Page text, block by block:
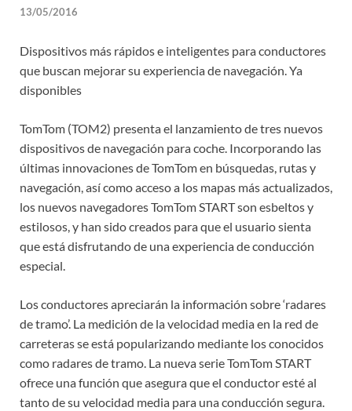
13/05/2016
Dispositivos más rápidos e inteligentes para conductores
que buscan mejorar su experiencia de navegación. Ya
disponibles
TomTom (TOM2) presenta el lanzamiento de tres nuevos
dispositivos de navegación para coche. Incorporando las
últimas innovaciones de TomTom en búsquedas, rutas y
navegación, así como acceso a los mapas más actualizados,
los nuevos navegadores TomTom START son esbeltos y
estilosos, y han sido creados para que el usuario sienta
que está disfrutando de una experiencia de conducción
especial.
Los conductores apreciarán la información sobre ‘radares
de tramo’. La medición de la velocidad media en la red de
carreteras se está popularizando mediante los conocidos
como radares de tramo. La nueva serie TomTom START
ofrece una función que asegura que el conductor esté al
tanto de su velocidad media para una conducción segura.